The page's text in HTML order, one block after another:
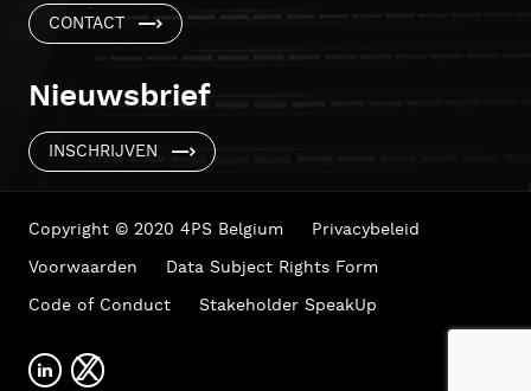
CONTACT
Nieuwsbrief
INSCHRIJVEN
Copyright © 2020 4PS Belgium
Privacybeleid
Voorwaarden
Data Subject Rights Form
Code of Conduct
Stakeholder SpeakUp